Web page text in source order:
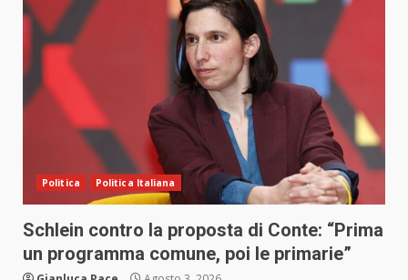
Politica Politica Italiana
Schlein contro la proposta di Conte: “Prima
un programma comune, poi le primarie”